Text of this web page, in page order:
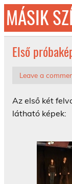
Skip
content
MÁSIK
© 1992-2026
Első
Leave a
Az első két
látható képek: